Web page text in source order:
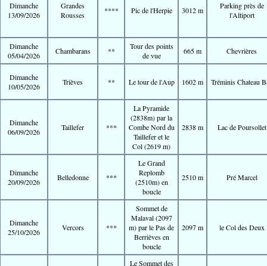
Dimanche
13/09/2026
Grandes
Rousses
**** Pic de l'Herpie 3012 m
Parking près de
l'Altiport
Dimanche
05/04/2026
Chambarans **
Tour des points
de vue
665 m Chevrières
Dimanche
10/05/2026
Trièves ** Le tour de l'Aup 1602 m Tréminis Chateau
Dimanche
06/09/2026
Taillefer ***
La Pyramide
(2838m) par la
Combe Nord du
Taillefer et le
Col (2619 m)
2838 m Lac de Poursollet
Dimanche
20/09/2026
Belledonne ***
Le Grand
Replomb
(2510m) en
boucle
2510 m Pré Marcel
Dimanche
25/10/2026
Vercors ***
Sommet de
Malaval (2097
m) par le Pas de
Berrièves en
boucle
2097 m le Col des Deux
Le Sommet des